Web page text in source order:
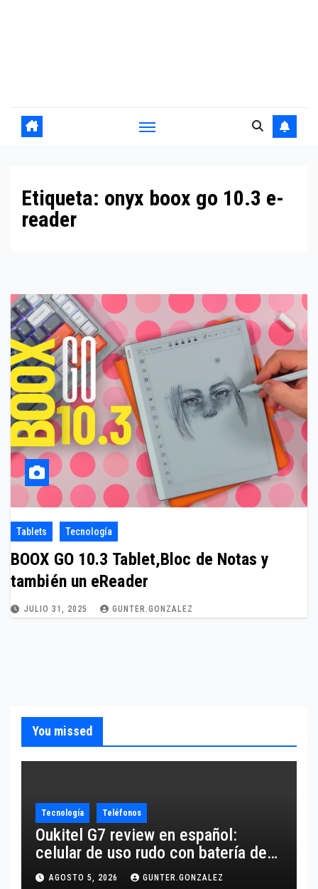
Etiqueta: onyx boox go 10.3 e-
reader
Tablets Tecnología
BOOX GO 10.3 Tablet,Bloc de Notas y
también un eReader
JULIO 31, 2025 GUNTER.GONZALEZ
You missed
Tecnología Teléfonos
Oukitel G7 review en español:
celular de uso rudo con batería de
10,600 mAh
AGOSTO 5, 2026 GUNTER.GONZALEZ